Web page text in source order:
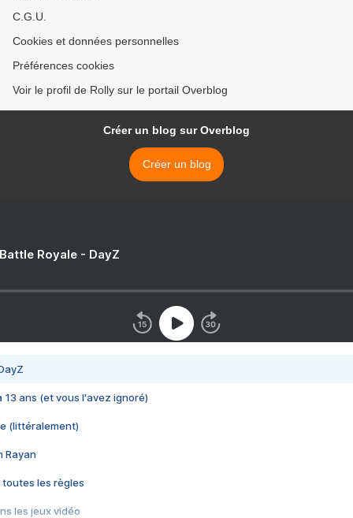
C.G.U.
Cookies et données personnelles
Préférences cookies
Voir le profil de Rolly sur le portail Overblog
Créer un blog sur Overblog
Créer un blog
Royale - DayZ
13 ans (et vous l'avez ignoré)
(littéralement)
Rayan
toutes les règles
les jeux vidéo